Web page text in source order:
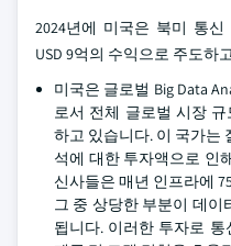
2024년에 미국은 북미 통
USD 9억의 수익으로 주도하
미국은 글로벌 Big Data
로서 전체 글로벌 시장
하고 있습니다. 이 국가는
석에 대한 투자액으로 인
신사들은 매년 인프라에
그 중 상당한 부분이 데이
됩니다. 이러한 투자로